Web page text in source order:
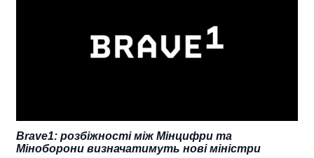
Brave1: розбіжності між Мінцифри та
Міноборони визначатимуть нові міністри